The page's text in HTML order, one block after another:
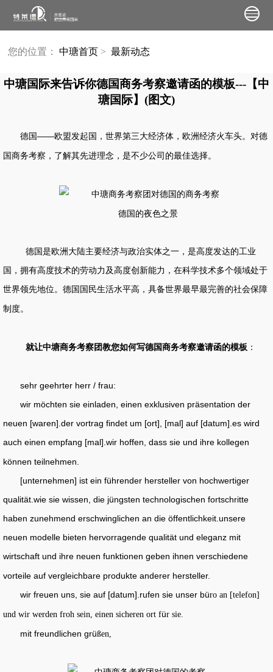
您的位置： 中瑭首页 > 最新动态
中瑭国际来告诉你德国商务考察邀请函的模板---【中
瑭国际】(图文)
德国——欧盟发起国，世界第三大经济体，欧洲经济火车头。对德
国商务考察 ，了解其先进理念，是不少公司的最佳选择。
德国的夜色之景
德国是欧洲大陆主要经济与政治实体之一，是高度发达的工业
国，拥有高度技术的劳动力及高度创新能力，在科学技术多个领域处于
世界领先地位。德国国民生活水平高，具备世界最早最完善的社会保障
制度。
就让中塘商务考察团教您如何写德国商务考察邀请函的模板 ：
sehr geehrter herr / frau:
wir möchten sie einladen, einen exklusiven präsentation der
neuen [waren].der vortrag findet um [ort], [mal] auf [datum].es wird
auch einen empfang [mal].wir hoffen, dass sie und ihre kollegen
können teilnehmen.
[unternehmen] ist ein führender hersteller von hochwertiger
qualität.wie sie wissen, die jüngsten technologischen fortschritte
haben zunehmend erschwinglichen an die öffentlichkeit.unsere
neuen modelle bieten hervorragende qualität und eleganz mit
wirtschaft und ihre neuen funktionen geben ihnen verschiedene
vorteile auf vergleichbare produkte anderer hersteller.
wir freuen uns, sie auf [datum].rufen sie unser büro an [telefon]
und wir werden froh sein, einen sicheren ort für sie.
mit freundlichen grüßen,